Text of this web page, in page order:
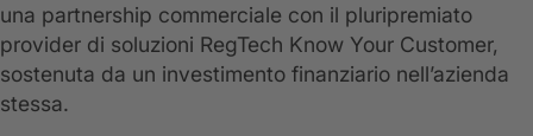
una partnership commerciale con il pluripremiato
provider di soluzioni RegTech Know Your Customer,
sostenuta da un investimento finanziario nell’azienda
stessa.